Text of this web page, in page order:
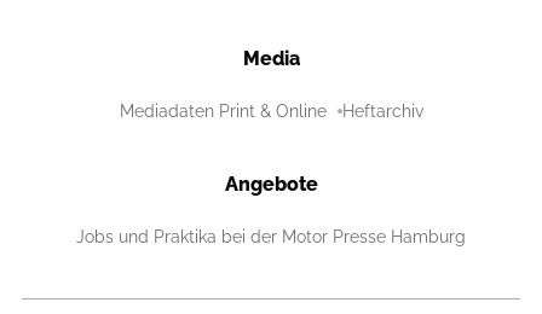
Media
Mediadaten Print & Online Heftarchiv
Angebote
Jobs und Praktika bei der Motor Presse Hamburg